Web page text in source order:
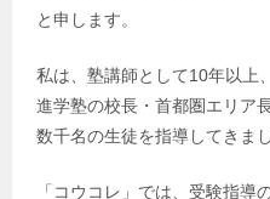
と申します。
私は、塾講師として10年以上
進学塾の校長・首都圏エリア
数千名の生徒を指導してきまし
「コウコレ」では、受験指導